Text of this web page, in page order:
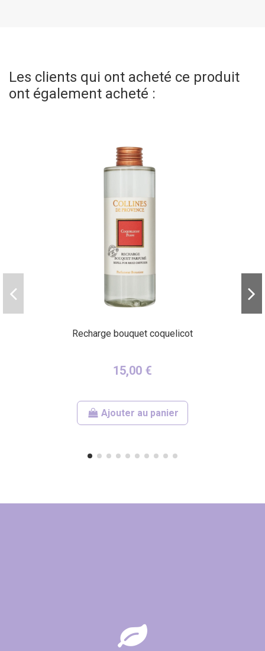
Les clients qui ont acheté ce produit
ont également acheté :
Recharge bouquet coquelicot
15,00 €
Ajouter au panier